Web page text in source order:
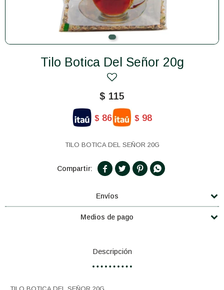
Tilo Botica Del Señor 20g
$ 115
$ 86 $ 98
TILO BOTICA DEL SEÑOR 20G
   
Envíos
Medios de pago
Descripción